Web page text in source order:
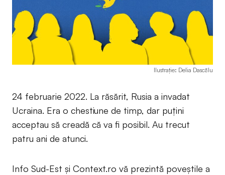
Ilustrație: Delia Dascălu
24 februarie 2022. La răsărit, Rusia a invadat
Ucraina. Era o chestiune de timp, dar puțini
acceptau să creadă că va fi posibil. Au trecut
patru ani de atunci.
Info Sud-Est și Context.ro vă prezintă poveștile a